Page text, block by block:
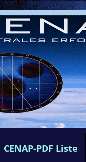
CENAP-PDF Liste